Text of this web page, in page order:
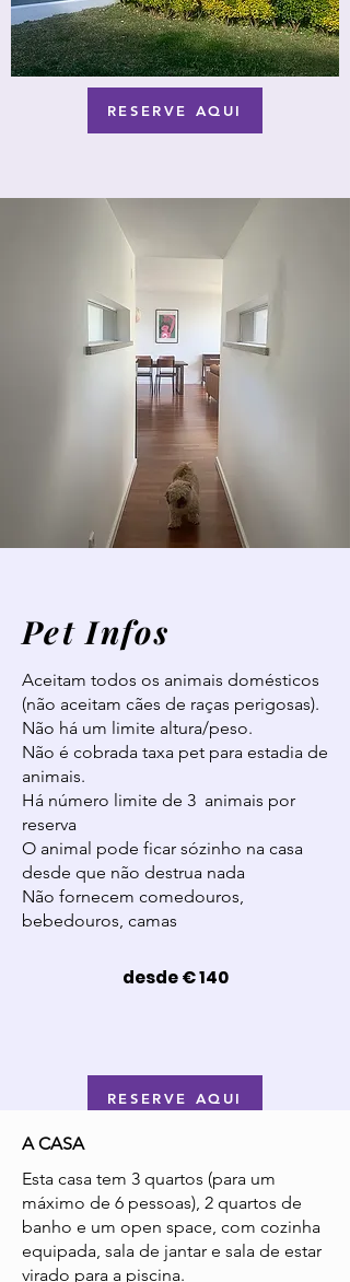
RESERVE AQUI
Pet Infos
Aceitam todos os animais domésticos
(não aceitam cães de raças perigosas).
Não há um limite altura/peso.
Não é cobrada taxa pet para estadia de
animais.
Há número limite de 3 animais por
reserva
O animal pode ficar sózinho na casa
desde que não destrua nada
Não fornecem comedouros,
bebedouros, camas
desde € 140
RESERVE AQUI
A CASA
Esta casa tem 3 quartos (para um
máximo de 6 pessoas), 2 quartos de
banho e um open space, com cozinha
equipada, sala de jantar e sala de estar
virado para a piscina.